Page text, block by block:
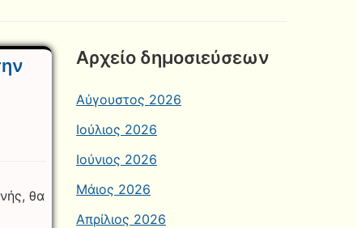
θα
Αρχείο δημοσιεύσεων
Αύγουστος 2026
Ιούλιος 2026
Ιούνιος 2026
Μάιος 2026
Απρίλιος 2026